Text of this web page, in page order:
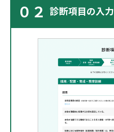
０２ 診断項目の入力